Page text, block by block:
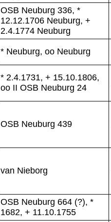
OSB Neuburg 336, *
12.12.1706 Neuburg, +
2.4.1774 Neuburg
* Neuburg, oo Neuburg
* 2.4.1731, + 15.10.1806,
oo II OSB Neuburg 24
OSB Neuburg 439
van Nieborg
OSB Neuburg 664 (?), *
1682, + 11.10.1755